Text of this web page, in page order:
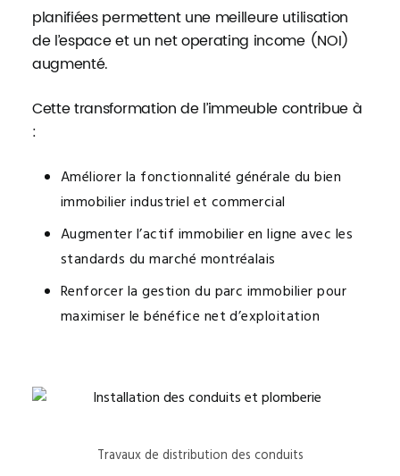
planifiées permettent une meilleure utilisation
de l’espace et un net operating income (NOI)
augmenté.
Cette transformation de l’immeuble contribue à
:
Améliorer la fonctionnalité générale du bien
immobilier industriel et commercial
Augmenter l’actif immobilier en ligne avec les
standards du marché montréalais
Renforcer la gestion du parc immobilier pour
maximiser le bénéfice net d’exploitation
Travaux de distribution des conduits